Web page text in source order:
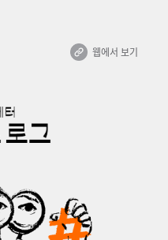
웹에서 보기